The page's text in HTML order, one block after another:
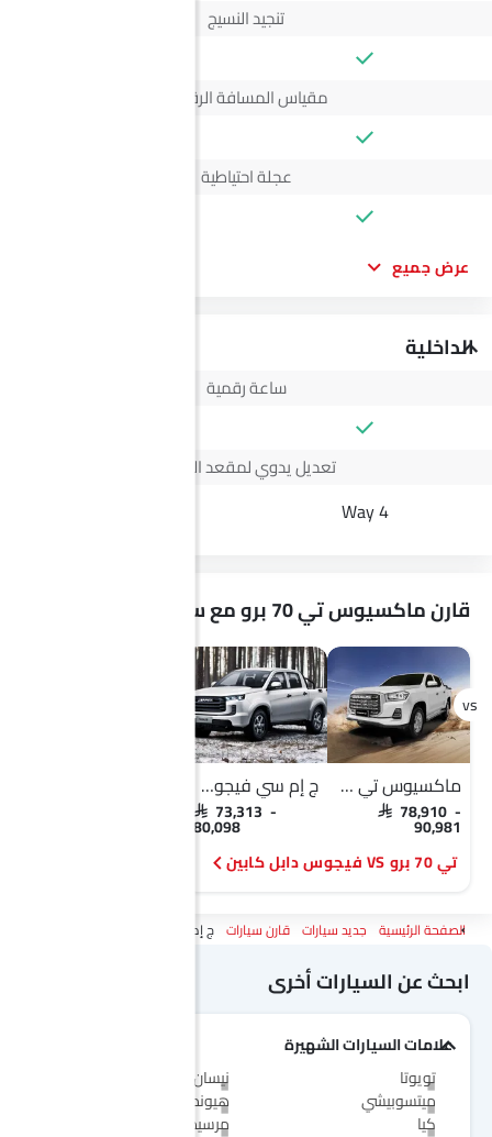
تنجيد النسيج
مقياس المسافة الرقمي
عجلة احتياطية
عرض جميع
الداخلية
ساعة رقمية
تعديل يدوي لمقعد السائق
4 Way
قارن ماكسيوس تي 70 برو مع سيارات مشابهة
ماكسيوس تي 70 برو
SAR 78,910 -
90,981
ج إم سي فيجوس دابل كابين
SAR 73,313 -
80,098
تي 70 برو VS فيجوس دابل كابين
الصفحة الرئيسية جديد سيارات قارن سيارات ج إم سي فيجوس Vs ماكسيوس تي 70 برو
ابحث عن السيارات أخرى
علامات السيارات الشهيرة
تويوتا
نيسان
ميتسوبيشي
هيونداي
كيا
مرسيدس-بنز